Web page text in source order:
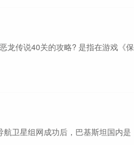
龙传说40关的攻略? 是指在游戏《保
航卫星组网成功后，巴基斯坦国内是